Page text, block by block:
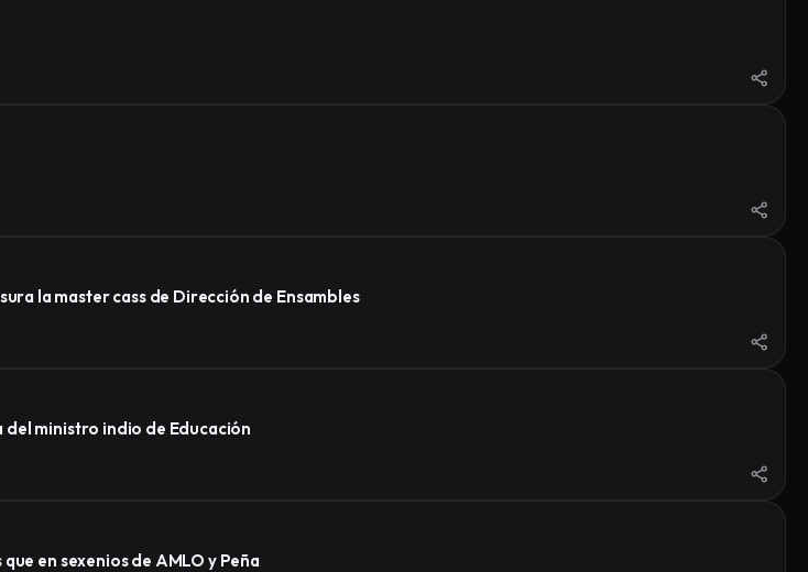
la master cass de Dirección de Ensambles
ministro indio de Educación
en sexenios de AMLO y Peña